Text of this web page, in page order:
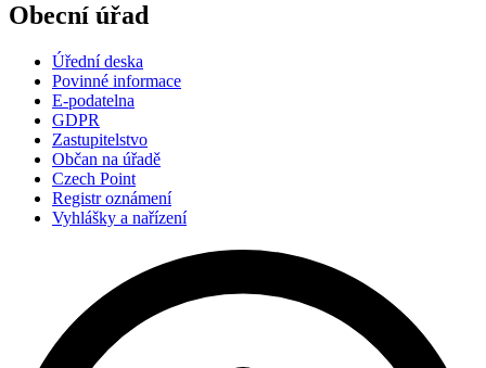
Obecní úřad
Úřední deska
Povinné informace
E-podatelna
GDPR
Zastupitelstvo
Občan na úřadě
Czech Point
Registr oznámení
Vyhlášky a nařízení